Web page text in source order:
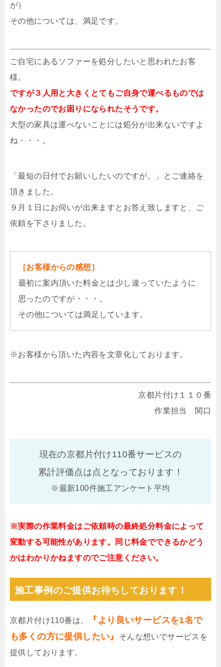
が）
その他については、満足です。
ご自宅にあるソファーを処分したいと思われたお客
様。
ですが３人用と大きくとてもご自身で運べるものでは
なかったのでお困りになられたそうです。
大型の家具は運べないことには処分が出来ないですよ
ね・・・。
「最短の日付でお願いしたいのですが。」とご連絡を
頂きました。
９月１日にお伺いが出来ますとお答え致しますと、ご
依頼を下さりました。
［お客様からの感想］
最初に案内頂いた料金とは少し違っていたように
思ったのですが・・・。
その他については満足しています。
※お客様から頂いた内容を文章化しております。
京都片付け１１０番
作業担当 関口
現在の京都片付け110番サービスの
累計評価点は点となっております！
※最新100件施工アンケート平均
※実際の作業料金はご依頼時の最終処分料金によって
変動する可能性があります。同じ料金でできるかどう
かはわかりかねますのでご注意ください。
施工事例のご提供お待ちしております！
京都片付け110番は、
『より良いサービスを1名で
も多くの方に提供したい』
そんな想いでサービスを
提供しております。